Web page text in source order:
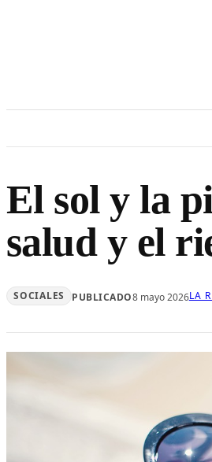
El sol y la
salud y el
SOCIALES PUBLICADO8 mayo 2026LA